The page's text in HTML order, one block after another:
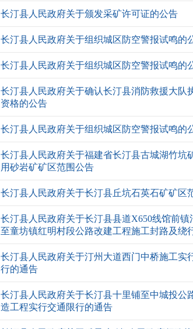
长汀县人民政府关于颁发采矿许可证的公告
长汀县人民政府关于组织城区防空警报试鸣的
长汀县人民政府关于组织城区防空警报试鸣的
长汀县人民政府关于确认长汀县消防救援大队
资格的公告
长汀县人民政府关于组织城区防空警报试鸣的
长汀县人民政府关于福建省长汀县古城湖竹坑
用砂岩矿矿区范围公告
长汀县人民政府关于长汀县丘坑石英石矿矿区
长汀县人民政府关于长汀县县道X650线馆前镇
至童坊镇红明村段公路改建工程施工封路及绕
长汀县人民政府关于汀州大道西门中桥施工实
行的通告
长汀县人民政府关于长汀县十里铺至中城投公
造工程实行交通限行的通告